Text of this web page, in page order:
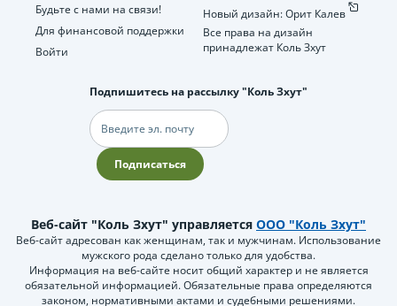
Будьте с нами на связи!
Для финансовой поддержки
Войти
Новый дизайн: Орит Калев
Все права на дизайн
принадлежат Коль Зхут
Подпишитесь на рассылку "Коль Зхут"
Электронная
почта
Подписаться
Веб-сайт "Коль Зхут" управляется ООО "Коль Зхут"
Веб-сайт адресован как женщинам, так и мужчинам. Использование
мужского рода сделано только для удобства.
Информация на веб-сайте носит общий характер и не является
обязательной информацией. Обязательные права определяются
законом, нормативными актами и судебными решениями.